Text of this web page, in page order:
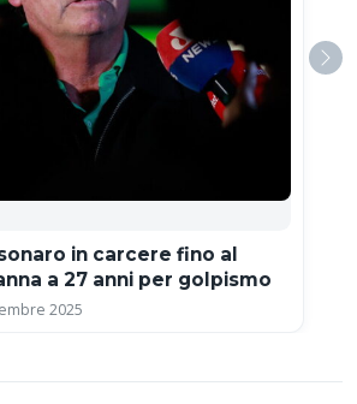
in carcere fino al
a 27 anni per golpismo
2025